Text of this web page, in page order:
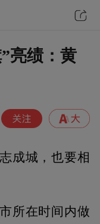
亮绩：黄
成城，也要相
所在时间内做